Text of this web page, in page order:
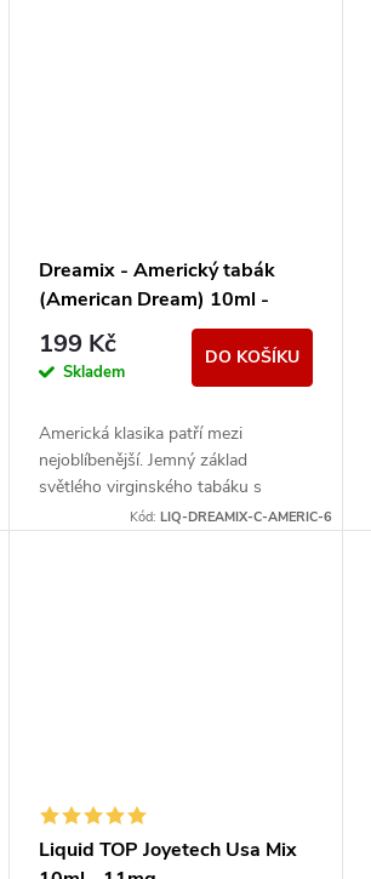
Dreamix - Americký tabák
(American Dream) 10ml -
6mg
199 Kč
Skladem
DO KOŠÍKU
Americká klasika patří mezi
nejoblíbenější. Jemný základ
světlého virginského tabáku s
sebou nese nenápadné lehce
Kód: LIQ-DREAMIX-C-AMERIC-6
Liquid TOP Joyetech Usa Mix